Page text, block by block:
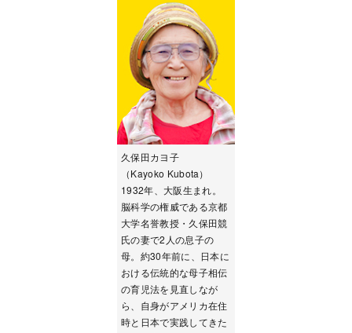
久保田カヨ子
（Kayoko Kubota）
1932年、大阪生まれ。
脳科学の権威である京都
大学名誉教授・久保田競
氏の妻で2人の息子の
母。約30年前に、日本に
おける伝統的な母子相伝
の育児法を見直しなが
ら、自身がアメリカ在住
時と日本で実践してきた